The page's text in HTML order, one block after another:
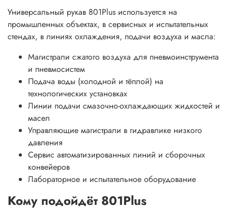
Универсальный рукав 801Plus используется на
промышленных объектах, в сервисных и испытательных
стендах, в линиях охлаждения, подачи воздуха и масла:
Магистрали сжатого воздуха для пневмоинструмента
и пневмосистем
Подача воды (холодной и тёплой) на
технологических установках
Линии подачи смазочно-охлаждающих жидкостей и
масел
Управляющие магистрали в гидравлике низкого
давления
Сервис автоматизированных линий и сборочных
конвейеров
Лабораторное и испытательное оборудование
Кому подойдёт 801Plus